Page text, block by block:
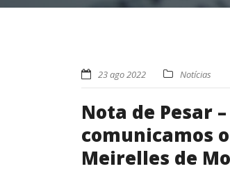
23 ago 2022 Notícias
Nota de Pesar
comunicamos
Meirelles de